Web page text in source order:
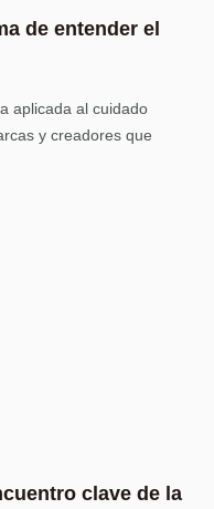
de entender el
aplicada al cuidado
y creadores que
clave de la